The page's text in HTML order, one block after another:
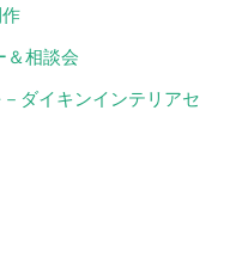
＆相談会
ダイキンインテリアセ